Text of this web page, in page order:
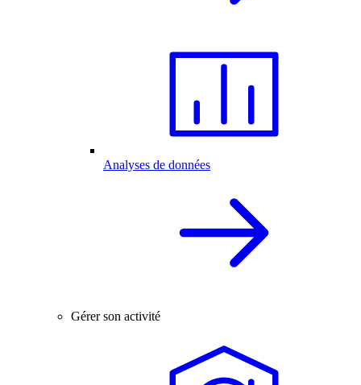
Analyses de données
Gérer son activité